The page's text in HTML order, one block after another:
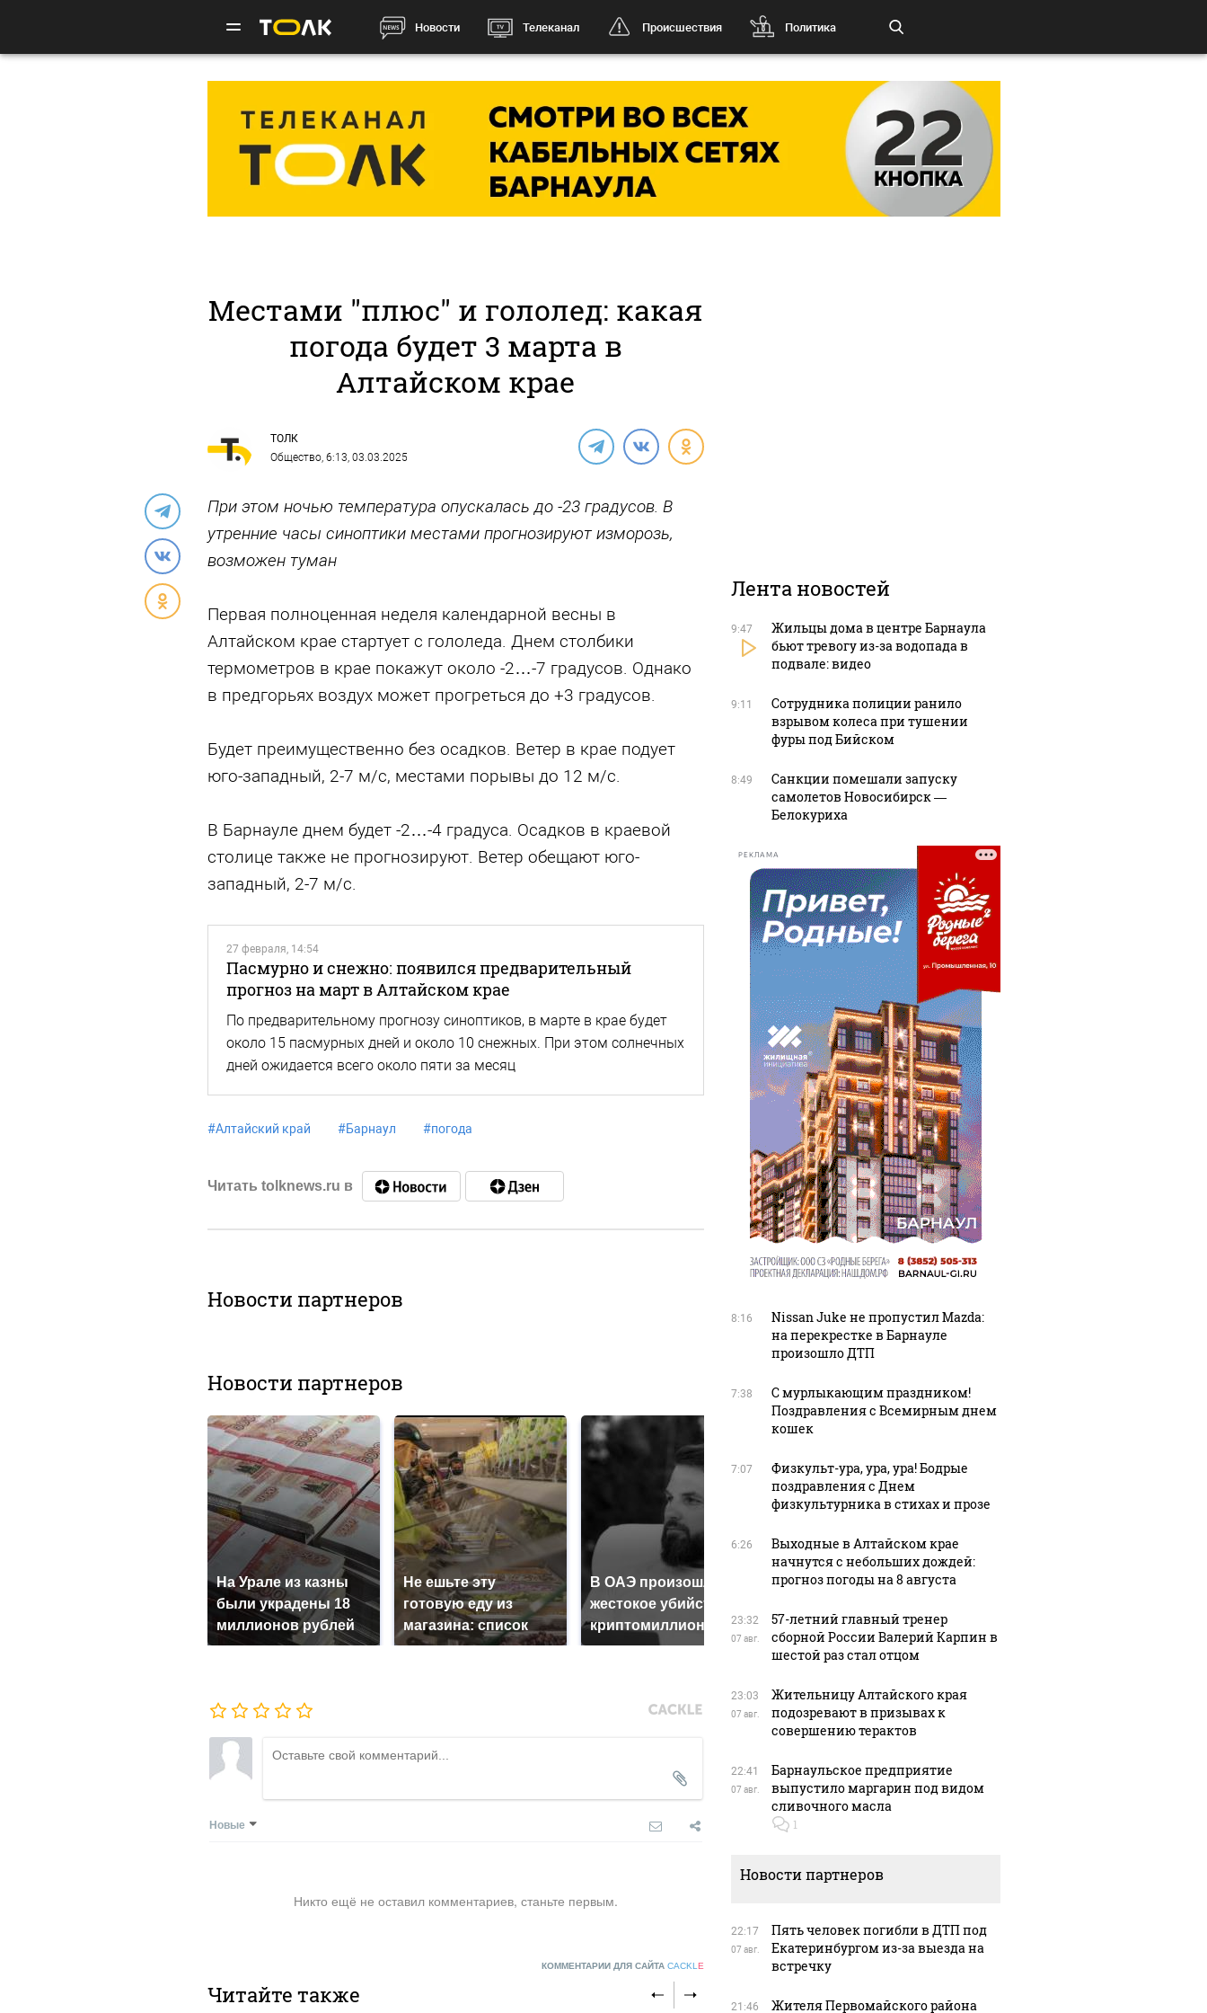
Новости Телеканал Происшествия Политика
Местами "плюс" и гололед: какая
погода будет 3 марта в
Алтайском крае
ТОЛК
Общество, 6:13, 03.03.2025
При этом ночью температура опускалась до -23 градусов. В
утренние часы синоптики местами прогнозируют изморозь,
возможен туман
Первая полноценная неделя календарной весны в
Алтайском крае стартует с гололеда. Днем столбики
термометров в крае покажут около -2…-7 градусов. Однако
в предгорьях воздух может прогреться до +3 градусов.
Будет преимущественно без осадков. Ветер в крае подует
юго-западный, 2-7 м/с, местами порывы до 12 м/с.
В Барнауле днем будет -2…-4 градуса. Осадков в краевой
столице также не прогнозируют. Ветер обещают юго-
западный, 2-7 м/с.
27 февраля, 14:54
Пасмурно и снежно: появился предварительный
прогноз на март в Алтайском крае
По предварительному прогнозу синоптиков, в марте в крае будет
около 15 пасмурных дней и около 10 снежных. При этом солнечных
дней ожидается всего около пяти за месяц
#Алтайский край #Барнаул #погода
Читать tolknews.ru в
Новости партнеров
Новости партнеров
На Урале из казны
были украдены 18
миллионов рублей
Не ешьте эту
готовую еду из
магазина: список
В ОАЭ произошло
жестокое убийство
криптомиллионера
Все новости по
Кавказе: читать здесь
Новые
Никто ещё не оставил комментариев, станьте первым.
КОММЕНТАРИИ ДЛЯ САЙТА CACKL E
Читайте также
Лента новостей
9:47
Жильцы дома в центре Барнаула
бьют тревогу из-за водопада в
подвале: видео
9:11
Сотрудника полиции ранило
взрывом колеса при тушении
фуры под Бийском
8:49
Санкции помешали запуску
самолетов Новосибирск —
Белокуриха
РЕКЛАМА
8:16
Nissan Juke не пропустил Mazda:
на перекрестке в Барнауле
произошло ДТП
7:38
С мурлыкающим праздником!
Поздравления с Всемирным днем
кошек
7:07
Физкульт-ура, ура, ура! Бодрые
поздравления с Днем
физкультурника в стихах и прозе
6:26
Выходные в Алтайском крае
начнутся с небольших дождей:
прогноз погоды на 8 августа
23:32
07 авг.
57-летний главный тренер
сборной России Валерий Карпин в
шестой раз стал отцом
23:03
07 авг.
Жительницу Алтайского края
подозревают в призывах к
совершению терактов
22:41
07 авг.
Барнаульское предприятие
выпустило маргарин под видом
сливочного масла
1
Новости партнеров
22:17
07 авг.
Пять человек погибли в ДТП под
Екатеринбургом из-за выезда на
встречку
21:46
Жителя Первомайского района